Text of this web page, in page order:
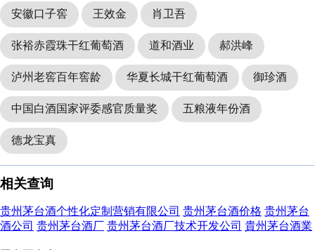
安徽口子窖 王效金 肖卫吾
张裕赤霞珠干红葡萄酒 道和酒业 郝洪峰
泸州老窖百年窖龄 华夏长城干红葡萄酒 御珍酒
中国白酒国家评委感官质量奖 五粮液年份酒
德龙宝真
相关查询
贵州茅台酒个性化定制营销有限公司 贵州茅台酒价格 贵州茅台
酒公司 贵州茅台酒厂 贵州茅台酒厂技术开发公司 貴州茅台酒業